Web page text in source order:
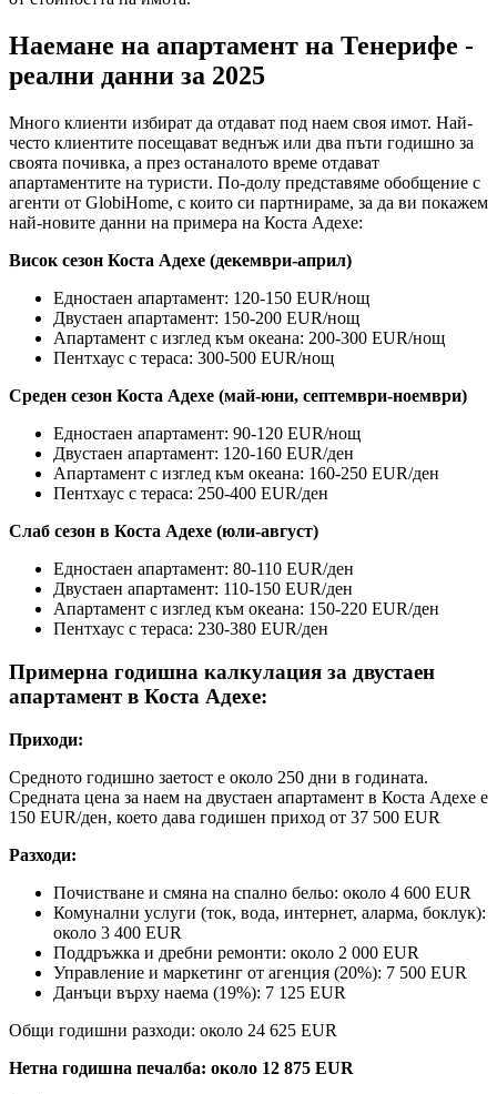
Наемане на апартамент на Тенерифе -
реални данни за 2025
Много клиенти избират да отдават под наем своя имот. Най-
често клиентите посещават веднъж или два пъти годишно за
своята почивка, а през останалото време отдават
апартаментите на туристи. По-долу представяме обобщение с
агенти от GlobiHome, с които си партнираме, за да ви покажем
най-новите данни на примера на Коста Адехе:
Висок сезон Коста Адехе (декември-април)
Едностаен апартамент: 120-150 EUR/нощ
Двустаен апартамент: 150-200 EUR/нощ
Апартамент с изглед към океана: 200-300 EUR/нощ
Пентхаус с тераса: 300-500 EUR/нощ
Среден сезон Коста Адехе (май-юни, септември-ноември)
Едностаен апартамент: 90-120 EUR/нощ
Двустаен апартамент: 120-160 EUR/ден
Апартамент с изглед към океана: 160-250 EUR/ден
Пентхаус с тераса: 250-400 EUR/ден
Слаб сезон в Коста Адехе (юли-август)
Едностаен апартамент: 80-110 EUR/ден
Двустаен апартамент: 110-150 EUR/ден
Апартамент с изглед към океана: 150-220 EUR/ден
Пентхаус с тераса: 230-380 EUR/ден
Примерна годишна калкулация за двустаен
апартамент в Коста Адехе:
Приходи:
Средното годишно заетост е около 250 дни в годината.
Средната цена за наем на двустаен апартамент в Коста Адехе е
150 EUR/ден, което дава годишен приход от 37 500 EUR
Разходи:
Почистване и смяна на спално бельо: около 4 600 EUR
Комунални услуги (ток, вода, интернет, аларма, боклук):
около 3 400 EUR
Поддръжка и дребни ремонти: около 2 000 EUR
Управление и маркетинг от агенция (20%): 7 500 EUR
Данъци върху наема (19%): 7 125 EUR
Общи годишни разходи: около 24 625 EUR
Нетна годишна печалба: около 12 875 EUR